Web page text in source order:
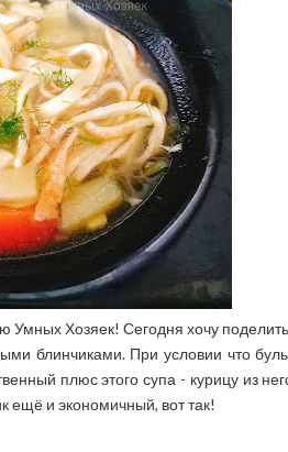
Умных Хозяек! Сегодня хочу
блинчиками. При условии что
плюс этого супа - курицу из
ещё и экономичный, вот так!